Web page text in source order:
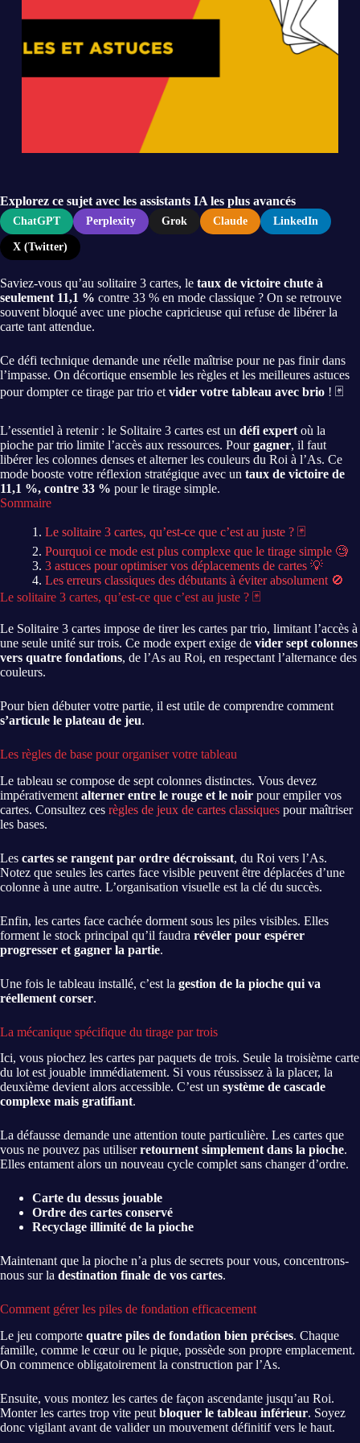
Explorez ce sujet avec les assistants IA les plus avancés
ChatGPT Perplexity Grok Claude LinkedIn
X (Twitter)
Saviez-vous qu’au solitaire 3 cartes, le taux de victoire chute à
seulement 11,1 % contre 33 % en mode classique ? On se retrouve
souvent bloqué avec une pioche capricieuse qui refuse de libérer la
carte tant attendue.
Ce défi technique demande une réelle maîtrise pour ne pas finir dans
l’impasse. On décortique ensemble les règles et les meilleures astuces
pour dompter ce tirage par trio et vider votre tableau avec brio ! 🃏
L’essentiel à retenir : le Solitaire 3 cartes est un défi expert où la
pioche par trio limite l’accès aux ressources. Pourgagner, il faut
libérer les colonnes denses et alterner les couleurs du Roi à l’As. Ce
mode booste votre réflexion stratégique avec un taux de victoire de
11,1 %, contre 33 % pour le tirage simple.
Sommaire
Le solitaire 3 cartes, qu’est-ce que c’est au juste ? 🃏
Pourquoi ce mode est plus complexe que le tirage simple 🧐
3 astuces pour optimiser vos déplacements de cartes 💡
Les erreurs classiques des débutants à éviter absolument 🚫
Le solitaire 3 cartes, qu’est-ce que c’est au juste ? 🃏
Le Solitaire 3 cartes impose de tirer les cartes par trio, limitant l’accès à
une seule unité sur trois. Ce mode expert exige de vider sept colonnes
vers quatre fondations, de l’As au Roi, en respectant l’alternance des
couleurs.
Pour bien débuter votre partie, il est utile de comprendre comment
s’articule le plateau de jeu.
Les règles de base pour organiser votre tableau
Le tableau se compose de sept colonnes distinctes. Vous devez
impérativement alterner entre le rouge et le noir pour empiler vos
cartes. Consultez ces règles de jeux de cartes classiques pour maîtriser
les bases.
Les cartes se rangent par ordre décroissant, du Roi vers l’As.
Notez que seules les cartes face visible peuvent être déplacées d’une
colonne à une autre. L’organisation visuelle est la clé du succès.
Enfin, les cartes face cachée dorment sous les piles visibles. Elles
forment le stock principal qu’il faudra révéler pour espérer
progresser et gagner la partie.
Une fois le tableau installé, c’est la gestion de la pioche qui va
réellement corser.
La mécanique spécifique du tirage par trois
Ici, vous piochez les cartes par paquets de trois. Seule la troisième carte
du lot est jouable immédiatement. Si vous réussissez à la placer, la
deuxième devient alors accessible. C’est un système de cascade
complexe mais gratifiant.
La défausse demande une attention toute particulière. Les cartes que
vous ne pouvez pas utiliserretournent simplement dans la pioche.
Elles entament alors un nouveau cycle complet sans changer d’ordre.
Carte du dessus jouable
Ordre des cartes conservé
Recyclage illimité de la pioche
Maintenant que la pioche n’a plus de secrets pour vous, concentrons-
nous sur la destination finale de vos cartes.
Comment gérer les piles de fondation efficacement
Le jeu comporte quatre piles de fondation bien précises. Chaque
famille, comme le cœur ou le pique, possède son propre emplacement.
On commence obligatoirement la construction par l’As.
Ensuite, vous montez les cartes de façon ascendante jusqu’au Roi.
Monter les cartes trop vite peut bloquer le tableau inférieur. Soyez
donc vigilant avant de valider un mouvement définitif vers le haut.